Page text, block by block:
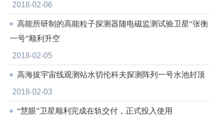
2018-02-06
高能所研制的高能粒子探测器随电磁监测试验卫星“张衡
一号”顺利升空
2018-02-05
高海拔宇宙线观测站水切伦科夫探测阵列一号水池封顶
2018-02-03
“慧眼”卫星顺利完成在轨交付，正式投入使用